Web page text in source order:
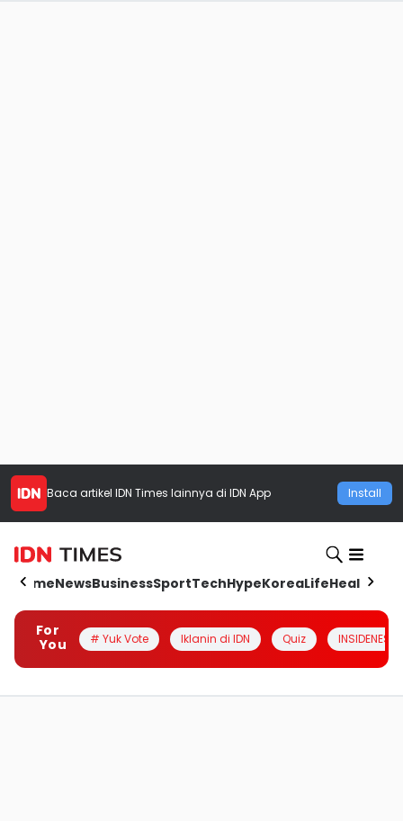
Baca artikel IDN Times lainnya di IDN App Install
HomeNewsBusinessSportTechHypeKoreaLifeHealth
For
You
# Yuk Vote Iklanin di IDN Quiz INSIDENESIA